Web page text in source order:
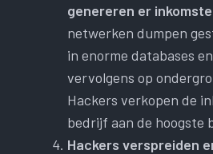
genereren er
netwerken dumpen
in enorme databases
vervolgens op
Hackers verkopen de
bedrijf aan de hoogste
Hackers verspreiden